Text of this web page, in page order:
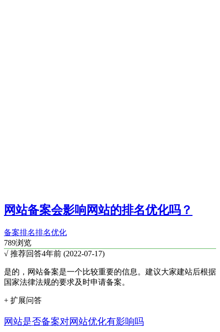
网站备案会影响网站的排名优化吗？
备案排名排名优化
789浏览
√ 推荐回答4年前 (2022-07-17)
是的，网站备案是一个比较重要的信息。建议大家建站后根据
国家法律法规的要求及时申请备案。
+ 扩展问答
网站是否备案对网站优化有影响吗